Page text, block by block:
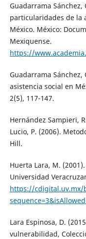
Guadarrama Sánchez,
particularidades de la
México. México:
Mexiquense.
https://
Guadarrama Sánchez,
asistencia social en
2(5), 117-147.
Hernández Sampieri,
Lucio, P. (2006).
Hill.
Huerta Lara, M.
Universidad
https://cdigital.uv.mx/
Lara Espinosa, D.
vulnerabilidad,